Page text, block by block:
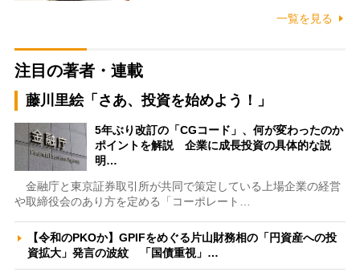
一覧を見る
注目の著者・連載
藤川里絵「さあ、投資を始めよう！」
5年ぶり改訂の「CGコード」、何が変わったのか
ポイントを解説 企業に成長投資の具体的な説
明…
金融庁と東京証券取引所が共同で策定している上場企業の経営
や取締役会のあり方を定める「コーポレート…
【令和のPKOか】GPIFをめぐる片山財務相の「円資産への投
資拡大」発言の波紋 「国債重視」…